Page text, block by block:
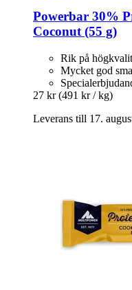
Powerbar 30%
Coconut (55 g)
Rik på
Mycket god
27 kr (491 kr / kg)
Leverans till 17.